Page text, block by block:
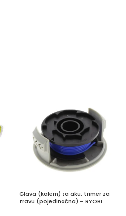
Glava (kalem) za aku. trimer za
travu (pojedinačna) – RYOBI